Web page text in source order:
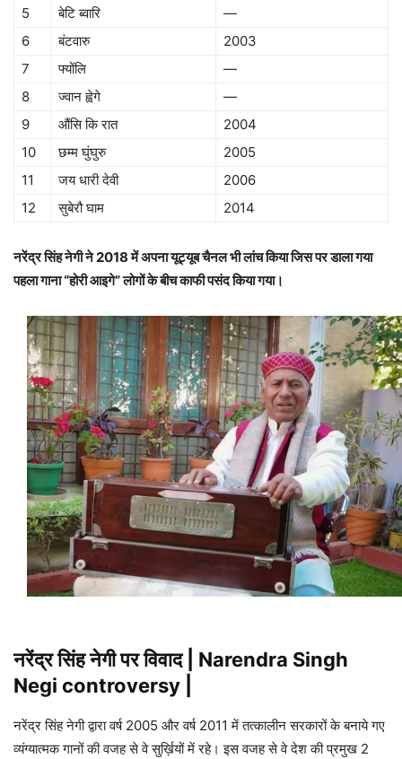
5
बेटि ब्वारि
—
6
बंटवारु
2003
7
फ्योंलि
—
8
ज्वान ह्वेगे
—
9
औंसि कि रात
2004
10
छम्म घुंघुरु
2005
11
जय धारी देवी
2006
12
सुबेरौ घाम 2014
नरेंद्र सिंह नेगी ने 2018 में अपना यूट्यूब चैनल भी लांच किया जिस पर डाला गया
पहला गाना “होरी आइगे” लोगों के बीच काफी पसंद किया गया।
नरेंद्र सिंह नेगी पर विवाद | Narendra Singh
Negi controversy |
नरेंद्र सिंह नेगी द्वारा वर्ष 2005 और वर्ष 2011 में तत्कालीन सरकारों के बनाये गए
व्यंग्यात्मक गानों की वजह से वे सुर्ख़ियों में रहे। इस वजह से वे देश की प्रमुख 2